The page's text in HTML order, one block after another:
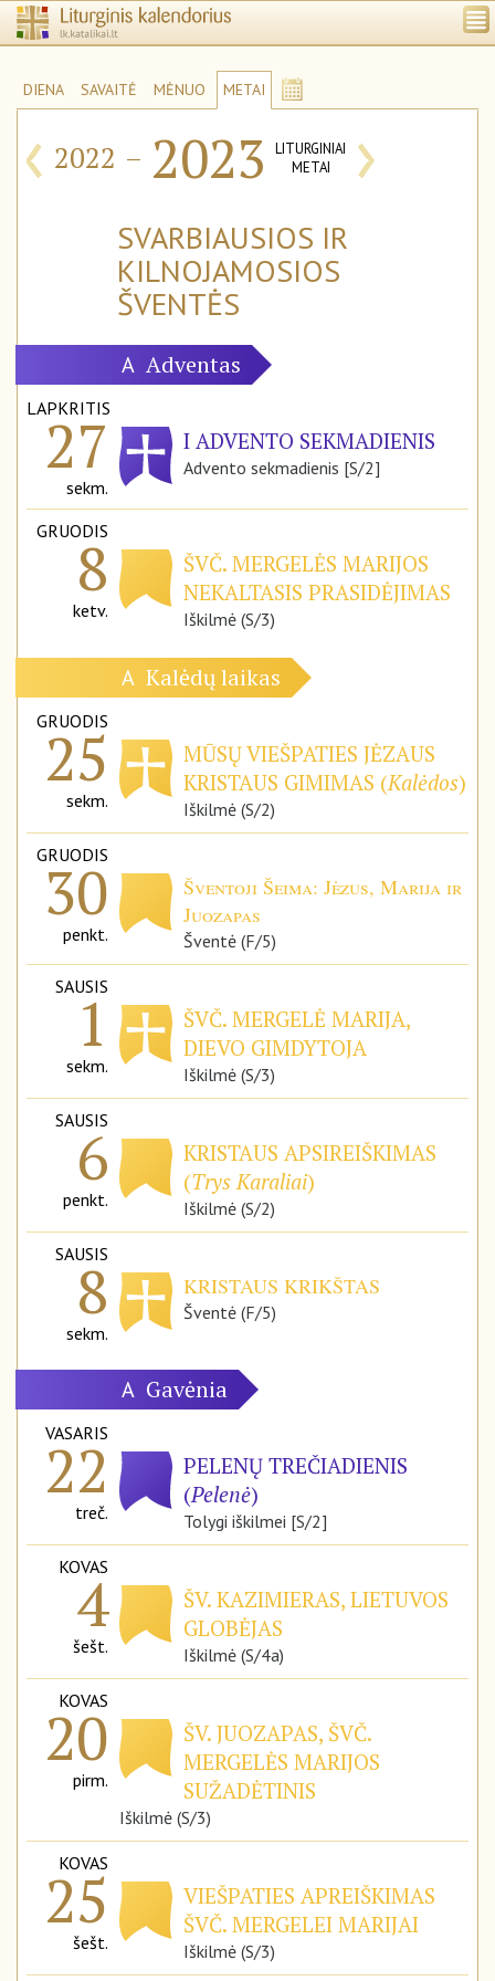
DIENA SAVAITĖ MĖNUO METAI
‹ 2022 – 2023
LITURGINIAI
METAI
›
SVARBIAUSIOS IR
KILNOJAMOSIOS
ŠVENTĖS
A Adventas
LAPKRITIS
27
sekm.
I ADVENTO SEKMADIENIS
Advento sekmadienis [S/2]
GRUODIS
8
ketv.
ŠVČ. MERGELĖS MARIJOS
NEKALTASIS PRASIDĖJIMAS
Iškilmė (S/3)
A Kalėdų laikas
GRUODIS
25
sekm.
MŪSŲ VIEŠPATIES JĖZAUS
KRISTAUS GIMIMAS (Kalėdos)
Iškilmė (S/2)
GRUODIS
30
penkt.
Šventoji Šeima: Jėzus, Marija ir
Juozapas
Šventė (F/5)
SAUSIS
1
sekm.
ŠVČ. MERGELĖ MARIJA,
DIEVO GIMDYTOJA
Iškilmė (S/3)
SAUSIS
6
penkt.
KRISTAUS APSIREIŠKIMAS
(Trys Karaliai)
Iškilmė (S/2)
SAUSIS
8
sekm.
KRISTAUS KRIKŠTAS
Šventė (F/5)
A Gavėnia
VASARIS
22
treč.
PELENŲ TREČIADIENIS
(Pelenė)
Tolygi iškilmei [S/2]
KOVAS
4
šešt.
ŠV. KAZIMIERAS, LIETUVOS
GLOBĖJAS
Iškilmė (S/4a)
KOVAS
20
pirm.
ŠV. JUOZAPAS, ŠVČ.
MERGELĖS MARIJOS
SUŽADĖTINIS
Iškilmė (S/3)
KOVAS
25
šešt.
VIEŠPATIES APREIŠKIMAS
ŠVČ. MERGELEI MARIJAI
Iškilmė (S/3)